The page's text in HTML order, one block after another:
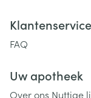
Klantenservice
FAQ
Uw apotheek
Over ons Nuttige